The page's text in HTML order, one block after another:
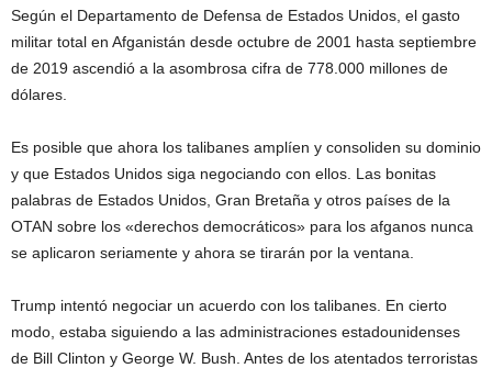
Según el Departamento de Defensa de Estados Unidos, el gasto
militar total en Afganistán desde octubre de 2001 hasta septiembre
de 2019 ascendió a la asombrosa cifra de 778.000 millones de
dólares.
Es posible que ahora los talibanes amplíen y consoliden su dominio
y que Estados Unidos siga negociando con ellos. Las bonitas
palabras de Estados Unidos, Gran Bretaña y otros países de la
OTAN sobre los «derechos democráticos» para los afganos nunca
se aplicaron seriamente y ahora se tirarán por la ventana.
Trump intentó negociar un acuerdo con los talibanes. En cierto
modo, estaba siguiendo a las administraciones estadounidenses
de Bill Clinton y George W. Bush. Antes de los atentados terroristas